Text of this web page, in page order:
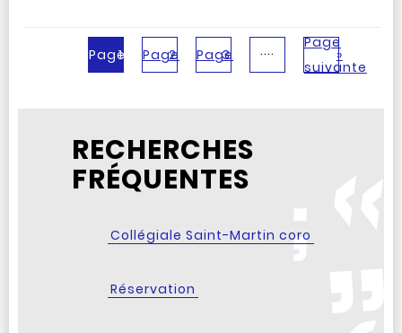
RECHERCHES
FRÉQUENTES
Collégiale Saint-Martin coro
Réservation
Page
1 Page
2 Page
3 ....
Page
suivante
»